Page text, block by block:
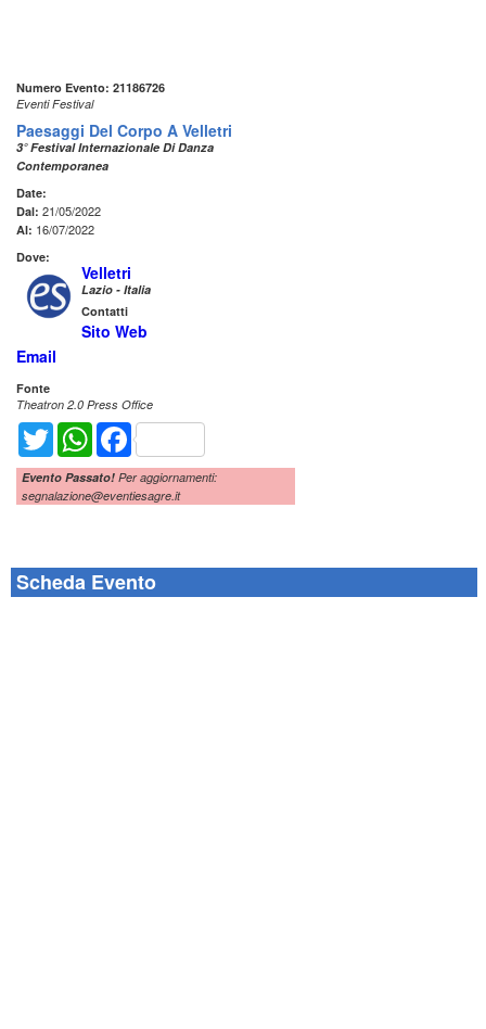
Numero Evento: 21186726
Eventi Festival
Paesaggi Del Corpo A Velletri
3° Festival Internazionale Di Danza
Contemporanea
Date:
Dal: 21/05/2022
Al: 16/07/2022
Dove:
Velletri
Lazio - Italia
Contatti
Sito Web
Email
Fonte
Theatron 2.0 Press Office
Twitter WhatsAppFacebook
Evento Passato! Per aggiornamenti:
segnalazione@eventiesagre.it
Scheda Evento